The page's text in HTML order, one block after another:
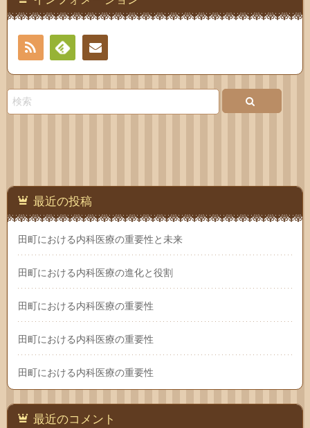
RSS
Feedlyお問
最近の投稿
田町における内科医療の重要性と未来
田町における内科医療の進化と役割
田町における内科医療の重要性
田町における内科医療の重要性
田町における内科医療の重要性
最近のコメント